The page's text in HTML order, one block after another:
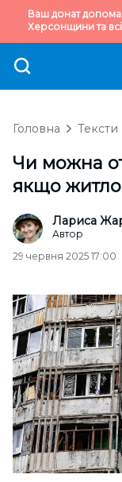
Ваш донат
Херсонщини та
Головна Тексти
Чи можна
якщо
Лариса
Автор
29 червня 2025 17:00